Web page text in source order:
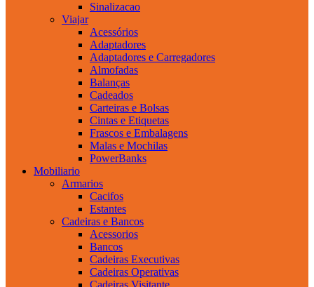
Sinalizacao
Viajar
Acessórios
Adaptadores
Adaptadores e Carregadores
Almofadas
Balanças
Cadeados
Carteiras e Bolsas
Cintas e Etiquetas
Frascos e Embalagens
Malas e Mochilas
PowerBanks
Mobiliario
Armarios
Cacifos
Estantes
Cadeiras e Bancos
Acessorios
Bancos
Cadeiras Executivas
Cadeiras Operativas
Cadeiras Visitante